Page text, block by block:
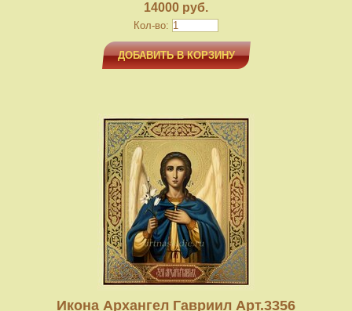
14000 руб.
Кол-во:
ДОБАВИТЬ В КОРЗИНУ
Икона Архангел Гавриил Арт.3356